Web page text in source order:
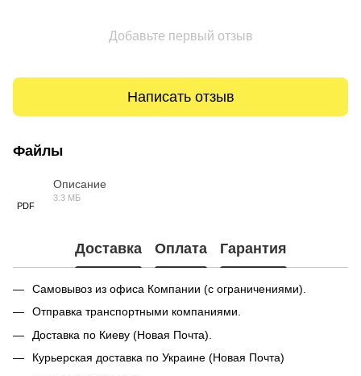
Добавьте первый отзыв
Написать отзыв
Файлы
PDF
Описание
3.3 МБ
Доставка Оплата Гарантия
Самовывоз из офиса Компании (с ограничениями).
Отправка транспортными компаниями.
Доставка по Киеву (Новая Почта).
Курьерская доставка по Украине (Новая Почта)